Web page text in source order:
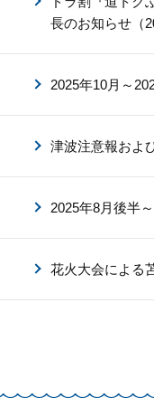
長のお知らせ（
2025年10月～
津波注意報およ
2025年8月後半
花火大会による